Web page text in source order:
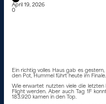
April 19, 2026
0
Ein richtig volles Haus gab es
den Pot, Hummel führt heute im Finale.
Wie erwartet nutzten viele die
Flight werden. Aber auch Tag 1F
183.920 kamen in den Top.